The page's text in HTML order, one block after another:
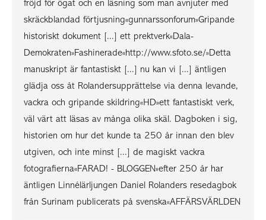
fröjd för ögat och en läsning som man avnjuter med
skräckblandad förtjusning«gunnarssonforum»Gripande
historiskt dokument [...] ett prektverk«Dala-
Demokraten»Fashinerade«http://www.sfoto.se/»Detta
manuskript är fantastiskt [...] nu kan vi [...] äntligen
glädja oss åt Rolandersupprättelse via denna levande,
vackra och gripande skildring«HD»ett fantastiskt verk,
väl värt att läsas av många olika skäl. Dagboken i sig,
historien om hur det kunde ta 250 år innan den blev
utgiven, och inte minst [...] de magiskt vackra
fotografierna«FARAD! - BLOGGEN»efter 250 år har
äntligen Linnélärljungen Daniel Rolanders resedagbok
från Surinam publicerats på svenska«AFFÄRSVÄRLDEN